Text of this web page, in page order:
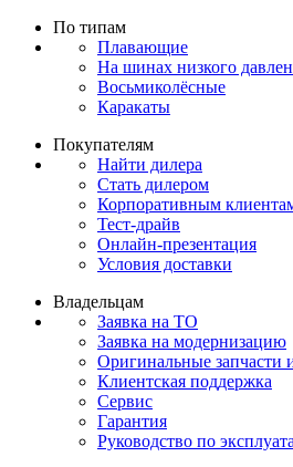
По типам
Плавающие
На шинах низкого
Восьмиколёсные
Каракаты
Покупателям
Найти дилера
Стать дилером
Корпоративным
Тест-драйв
Онлайн-презентация
Условия доставки
Владельцам
Заявка на ТО
Заявка на модернизацию
Оригинальные запчасти
Клиентская поддержка
Сервис
Гарантия
Руководство по